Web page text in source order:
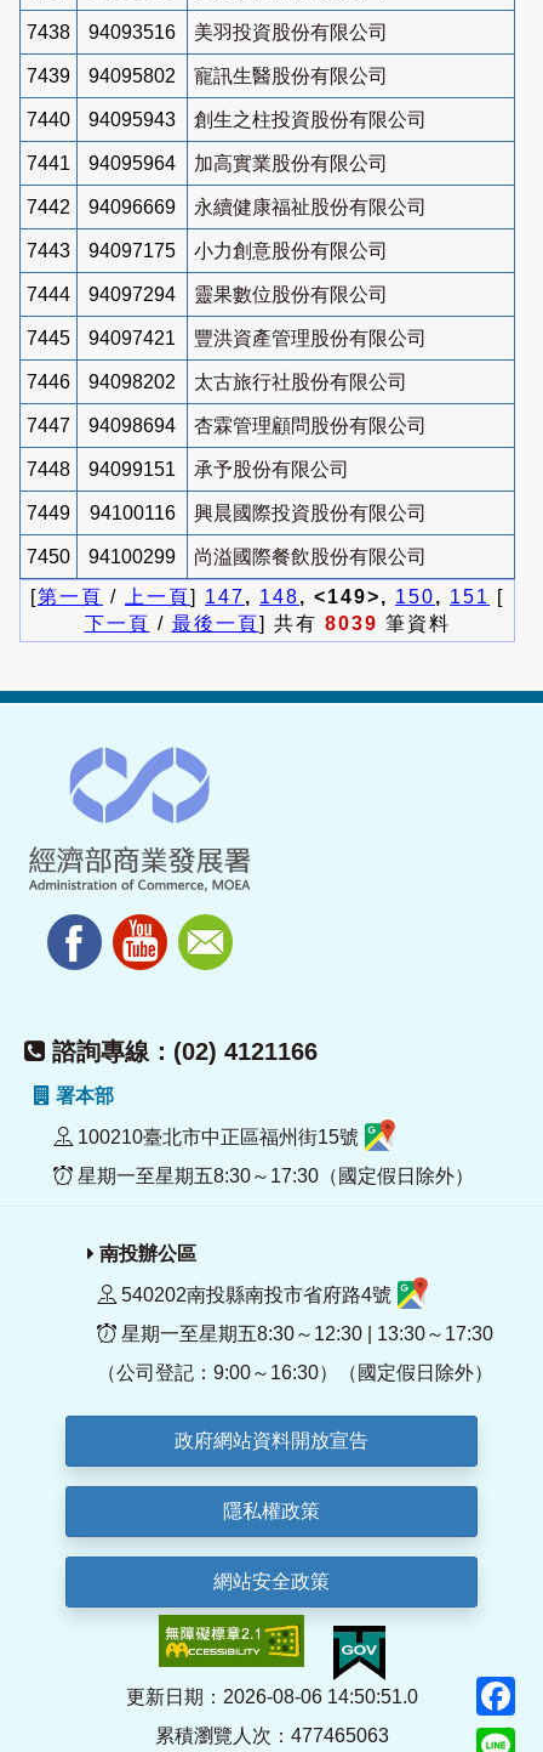
7438 94093516 美羽投資股份有限公司
7439 94095802 寵訊生醫股份有限公司
7440 94095943 創生之柱投資股份有限公司
7441 94095964 加高實業股份有限公司
7442 94096669 永續健康福祉股份有限公司
7443 94097175 小力創意股份有限公司
7444 94097294 靈果數位股份有限公司
7445 94097421 豐洪資產管理股份有限公司
7446 94098202 太古旅行社股份有限公司
7447 94098694 杏霖管理顧問股份有限公司
7448 94099151 承予股份有限公司
7449 94100116 興晨國際投資股份有限公司
7450 94100299
尚溢國際餐飲股份有限公司
[第一頁 / 上一頁] 147, 148, <149>, 150, 151
[
下一頁 / 最後一頁] 共有 8039 筆資料
諮詢專線：(02) 4121166
署本部
100210臺北市中正區福州街15號
星期一至星期五8:30～17:30（國定假日除外）
南投辦公區
540202南投縣南投市省府路4號
星期一至星期五8:30～12:30 | 13:30～17:30
（公司登記：9:00～16:30）（國定假日除外）
政府網站資料開放宣告
隱私權政策
網站安全政策
更新日期：2026-08-06 14:50:51.0
累積瀏覽人次：477465063